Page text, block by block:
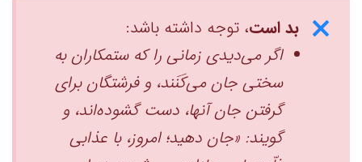
بد است، توجه داشته باشد:
اگر می‌دیدی زمانی را که ستمکاران به
سختی جان می‌کَنَند، و فرشتگان برای
گرفتن جان آنها، دست گشوده‌اند، و
‌گویند: «جان دهید؛ امروز، با عذابی